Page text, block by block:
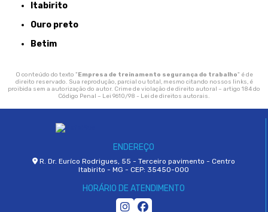
Itabirito
Ouro preto
Betim
O conteúdo do texto "Empresa de treinamento segurança do trabalho" é de
direito reservado. Sua reprodução, parcial ou total, mesmo citando nossos links, é
proibida sem a autorização do autor. Crime de violação de direito autoral – artigo 184 do
Código Penal – Lei 9610/98 - Lei de direitos autorais.
ENDEREÇO
R. Dr. Euríco Rodrigues, 55 - Terceiro pavimento - Centro
Itabirito - MG - CEP: 35450-000
HORÁRIO DE ATENDIMENTO